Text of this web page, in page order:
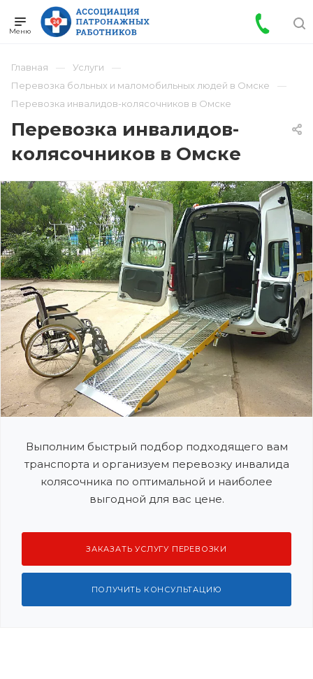
Главная
Услуги
Перевозка больных и маломобильных людей в Омске
Перевозка инвалидов-колясочников в Омске
Перевозка инвалидов-
колясочников в Омске
Выполним быстрый подбор подходящего вам
транспорта и организуем перевозку инвалида
колясочника по оптимальной и наиболее
выгодной для вас цене.
ЗАКАЗАТЬ УСЛУГУ ПЕРЕВОЗКИ
ПОЛУЧИТЬ КОНСУЛЬТАЦИЮ